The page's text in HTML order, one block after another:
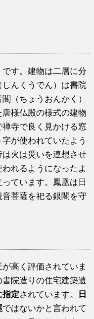
です。建物は二層に分
んくうでん）は書院
（ちょうおんかく）
様仏殿の様式の建物
寺で良く見かける窓
が使われていたよう
火は災いを連想させ
れるようになったよ
ています。鳳凰は日
菩薩を祀る銀閣を守
高く評価されていま
書院造りの住宅建築遺
指定されています。
日
ではないかと言われて